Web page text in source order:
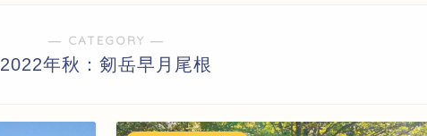
― CATEGORY ―
2022年秋：剱岳早月尾根